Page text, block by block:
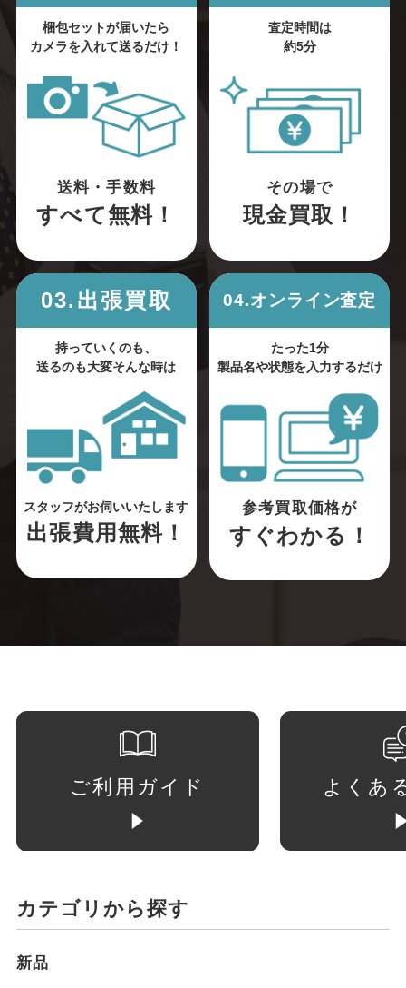
梱包セットが届いたら
カメラを入れて送るだけ！
送料・手数料
すべて無料！
査定時間は
約5分
その場で
現金買取！
03.出張買取
持っていくのも、
送るのも大変そんな時は
スタッフがお伺いいたします
出張費用無料！
04.オンライン査定
たった1分
製品名や状態を入力するだけ
参考買取価格が
すぐわかる！
ご利用ガイド よくあ
カテゴリから探す
新品